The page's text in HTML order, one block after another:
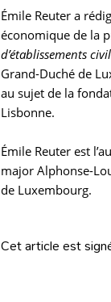
Émile Reuter a
économique de la
d’établissements
Grand-Duché de
au sujet de la
Lisbonne.
Émile Reuter est
major Alphonse-
de Luxembourg.
Cet article est